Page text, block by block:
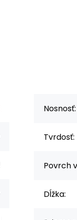
Nosnosť:
Tvrdosť:
Povrch
Dĺžka: